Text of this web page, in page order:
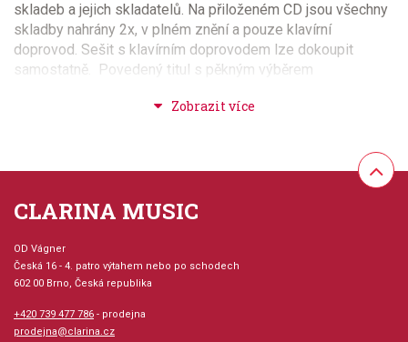
skladeb a jejich skladatelů. Na přiloženém CD jsou všechny
skladby nahrány 2x, v plném znění a pouze klavírní
doprovod. Sešit s klavírním doprovodem lze dokoupit
samostatně. Povedený titul s pěkným výběrem
Mary
CLARINA MUSIC
OD Vágner
Česká 16 - 4. patro výtahem nebo po schodech
602 00 Brno, Česká republika
+420 739 477 786 - prodejna
prodejna@clarina.cz